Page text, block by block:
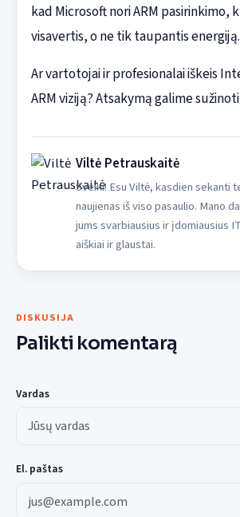
kad Microsoft nori ARM pasirinkimo,
visavertis, o ne tik taupantis energiją.
Ar vartotojai ir profesionalai iškeis
ARM viziją? Atsakymą galime
Viltė Petrauskaitė
Sveiki! Esu Viltė, kasdien sekanti
naujienas iš viso pasaulio. Mano
jums svarbiausius ir įdomiausius
aiškiai ir glaustai.
DISKUSIJA
Palikti komentarą
Vardas
El. paštas